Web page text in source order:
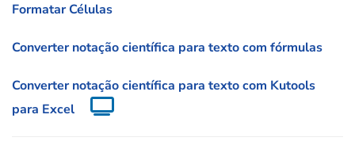
Formatar Células
Converter notação científica para texto com fórmulas
Converter notação científica para texto com Kutools
para Excel